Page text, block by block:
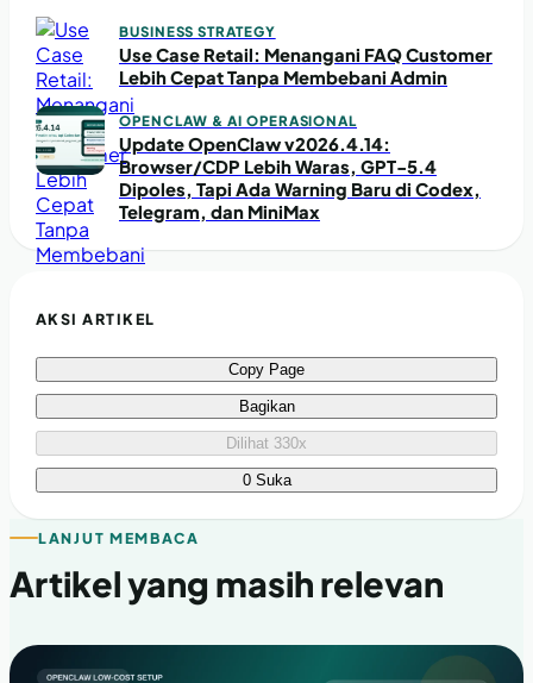
BUSINESS STRATEGY
Use Case Retail: Menangani FAQ Customer
Lebih Cepat Tanpa Membebani Admin
OPENCLAW & AI OPERASIONAL
Update OpenClaw v2026.4.14:
Browser/CDP Lebih Waras, GPT-5.4
Dipoles, Tapi Ada Warning Baru di Codex,
Telegram, dan MiniMax
AKSI ARTIKEL
Copy Page
Bagikan
Dilihat 330x
0 Suka
LANJUT MEMBACA
Artikel yang masih relevan